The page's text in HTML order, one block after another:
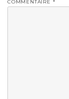
COMMENTAIRE *